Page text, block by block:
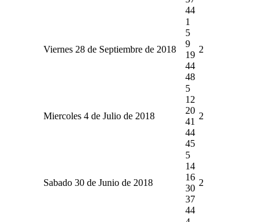
44
Viernes 28 de Septiembre de 2018
1
5
9
19
44
48
2
Miercoles 4 de Julio de 2018
5
12
20
41
44
45
2
Sabado 30 de Junio de 2018
5
14
16
30
37
44
2